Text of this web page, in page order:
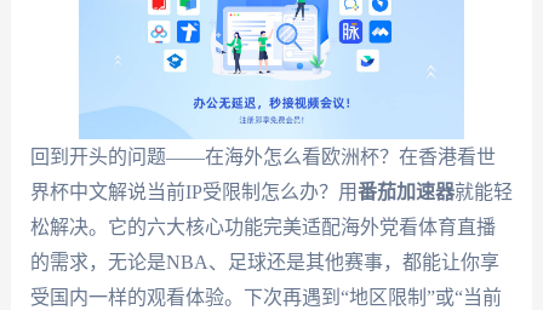
回到开头的问题——在海外怎么看欧洲杯？在香港看世
界杯中文解说当前IP受限制怎么办？用番茄加速器就能轻
松解决。它的六大核心功能完美适配海外党看体育直播
的需求，无论是NBA、足球还是其他赛事，都能让你享
受国内一样的观看体验。下次再遇到“地区限制”或“当前